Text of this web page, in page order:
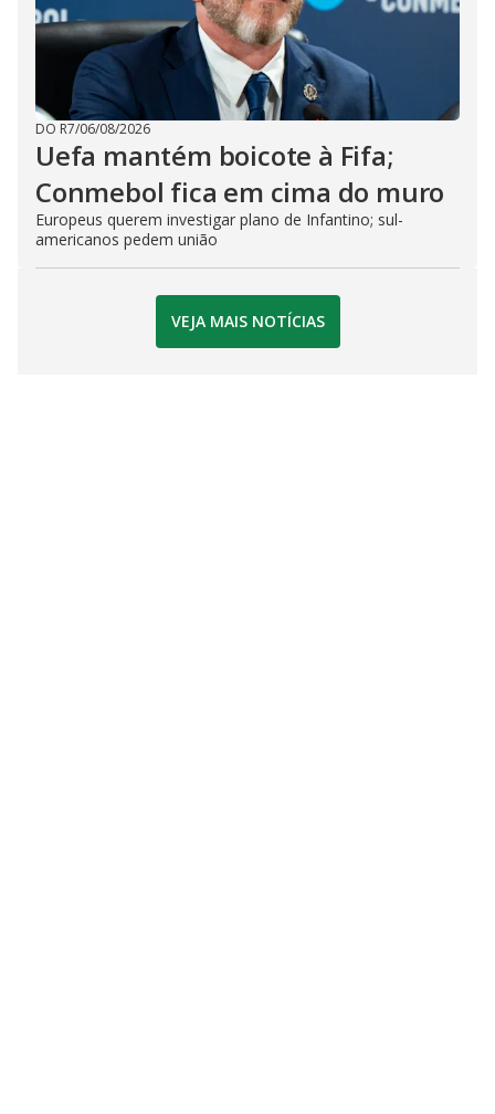
DO R7/06/08/2026
Uefa mantém boicote à Fifa;
Conmebol fica em cima do muro
Europeus querem investigar plano de Infantino; sul-
americanos pedem união
VEJA MAIS NOTÍCIAS